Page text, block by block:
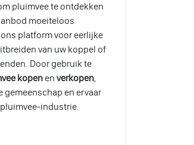
pluimvee te ontdekken
moeiteloos
platform voor eerlijke
van uw koppel of
Door gebruik te
kopen enverkopen,
gemeenschap en ervaar
industrie.